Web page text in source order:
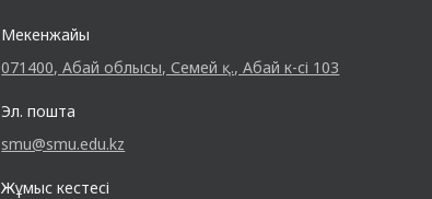
Мекенжайы
071400, Абай облысы, Семей қ., Абай к-сі 103
Эл. пошта
smu@smu.edu.kz
Жұмыс кестесі